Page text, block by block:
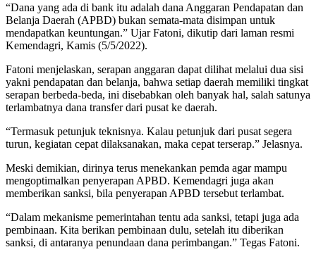
“Dana yang ada di bank itu adalah dana Anggaran Pendapatan dan
Belanja Daerah (APBD) bukan semata-mata disimpan untuk
mendapatkan keuntungan.” Ujar Fatoni, dikutip dari laman resmi
Kemendagri, Kamis (5/5/2022).
Fatoni menjelaskan, serapan anggaran dapat dilihat melalui dua sisi
yakni pendapatan dan belanja, bahwa setiap daerah memiliki tingkat
serapan berbeda-beda, ini disebabkan oleh banyak hal, salah satunya
terlambatnya dana transfer dari pusat ke daerah.
“Termasuk petunjuk teknisnya. Kalau petunjuk dari pusat segera
turun, kegiatan cepat dilaksanakan, maka cepat terserap.” Jelasnya.
Meski demikian, dirinya terus menekankan pemda agar mampu
mengoptimalkan penyerapan APBD. Kemendagri juga akan
memberikan sanksi, bila penyerapan APBD tersebut terlambat.
“Dalam mekanisme pemerintahan tentu ada sanksi, tetapi juga ada
pembinaan. Kita berikan pembinaan dulu, setelah itu diberikan
sanksi, di antaranya penundaan dana perimbangan.” Tegas Fatoni.